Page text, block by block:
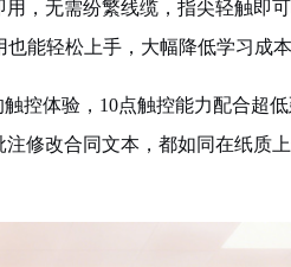
，无需纷繁线缆，指尖轻触即
能轻松上手，大幅降低学习成本
控体验，10点触控能力配合超
修改合同文本，都如同在纸质